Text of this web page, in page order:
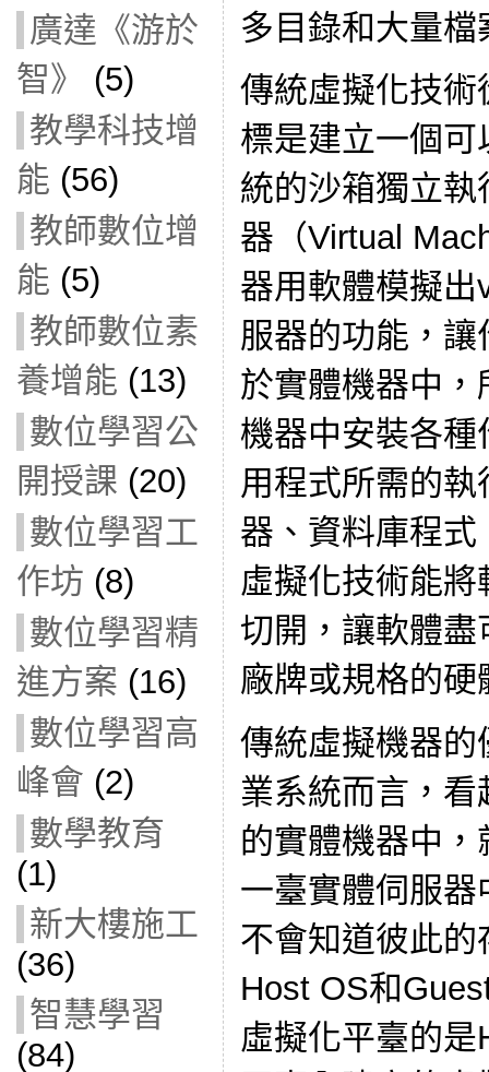
廣達《游於
智》
(5)
教學科技增
能 (56)
教師數位增
能 (5)
教師數位素
養增能 (13)
數位學習公
開授課 (20)
數位學習工
作坊 (8)
數位學習精
進方案 (16)
數位學習高
峰會 (2)
數學教育
(1)
新大樓施工
(36)
智慧學習
(84)
多目錄和大量檔
傳統虛擬化技
標是建立一個
統的沙箱獨立
器（Virtual
器用軟體模擬
服器的功能，
於實體機器中
機器中安裝各
用程式所需的
器、資料庫程
虛擬化技術能
切開，讓軟體
廠牌或規格的硬
傳統虛擬機器
業系統而言，
的實體機器中
一臺實體伺服
不會知道彼此
Host OS和
虛擬化平臺的